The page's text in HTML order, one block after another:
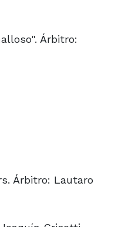
Árbitro:
Árbitro: Lautaro